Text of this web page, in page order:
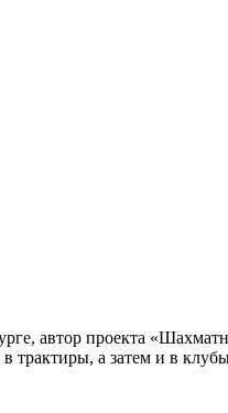
автор проекта
трактиры, а затем и в